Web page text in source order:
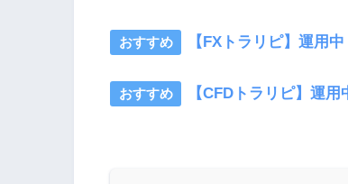
【FXトラリピ】運用
【CFDトラリピ】運用